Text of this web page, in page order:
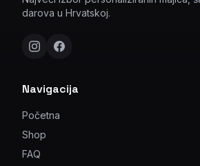
darova u Hrvatskoj.
Navigacija
Početna
Shop
FAQ